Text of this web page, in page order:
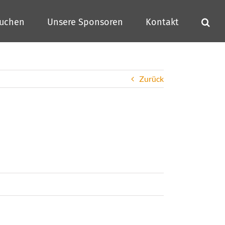
Unsere Sponsoren Kontakt
Zurück